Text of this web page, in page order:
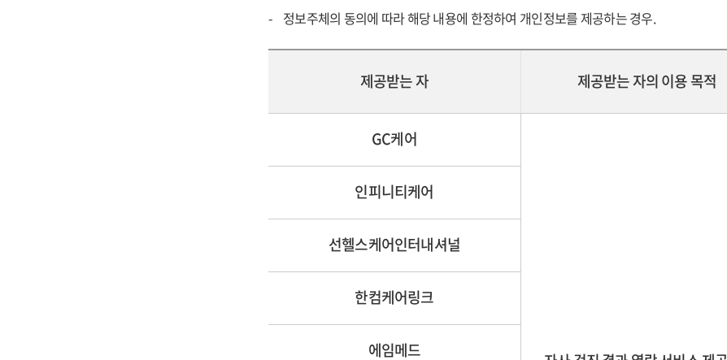
정보주체의 동의에 따라 해당 내용에 한정하여 개인정보를 제공하는 경우.
제공받는 자 제공받는 자의 이용 목적
GC케어
인피니티케어
선헬스케어인터내셔널
한컴케어링크
에임메드